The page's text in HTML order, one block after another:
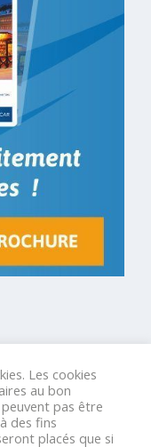
Générales Groupes
Générales Agences
Les cookies
au bon
pas être
des fins
placés que si